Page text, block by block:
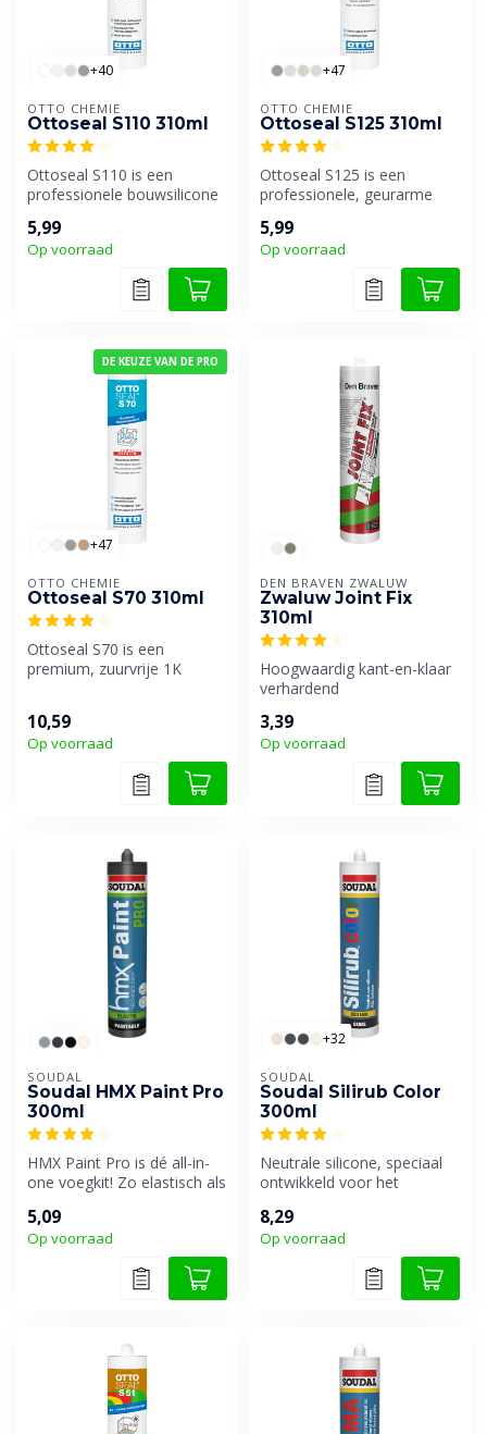
+40
OTTO CHEMIE
Ottoseal S110 310ml
Ottoseal S110 is een
professionele bouwsilicone
ver...
5,99
Op voorraad
+47
OTTO CHEMIE
Ottoseal S125 310ml
Ottoseal S125 is een
professionele, geurarme
Ook bes...
5,99
Op voorraad
DE KEUZE VAN DE PRO
+47
OTTO CHEMIE
Ottoseal S70 310ml
Ottoseal S70 is een
premium, zuurvrije 1K
10,59
Op voorraad
DEN BRAVEN ZWALUW
Zwaluw Joint Fix
310ml
Hoogwaardig kant-en-klaar
verhardend
3,39
Op voorraad
SOUDAL
Soudal HMX Paint Pro
300ml
HMX Paint Pro is dé all-in-
one voegkit! Zo elastisch als
5,09
Op voorraad
+32
SOUDAL
Soudal Silirub Color
300ml
Neutrale silicone, speciaal
ontwikkeld voor het
onder...
8,29
Op voorraad